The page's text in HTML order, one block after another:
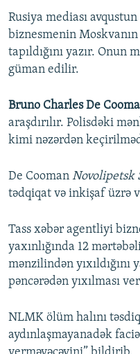
BIZIMLƏ ƏLAQƏ
XƏBƏR BÜLLETENLƏRIMIZ
Rusiya mediası
biznesmenin
tapıldığını yazır. Onun
güman edilir.
Bruno Charles De
araşdırılır. Polisdəki
kimi nəzərdən
De Cooman Novolipetsk
tədqiqat və inkişaf üzrə
Tass xəbər agentliyi
yaxınlığında 12
mənzilindən yıxıldığını
pəncərədən yıxılması
NLMK ölüm halını
aydınlaşmayanadək